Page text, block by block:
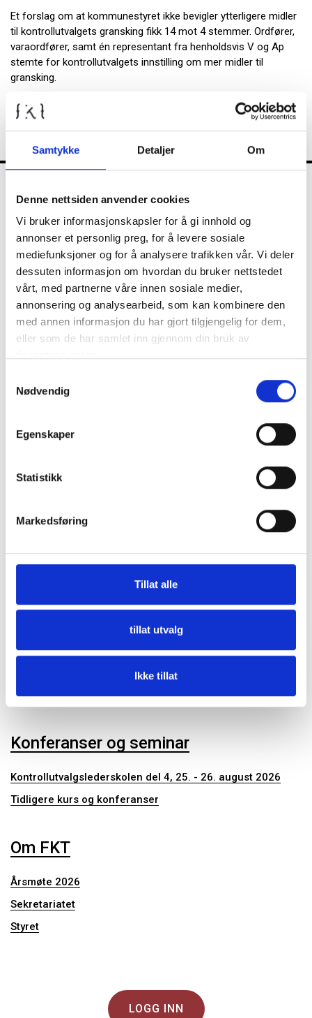
Samtykke Detaljer Om
Denne nettsiden anvender cookies
Vi bruker informasjonskapsler for å gi innhold og
annonser et personlig preg, for å levere sosiale
mediefunksjoner og for å analysere trafikken vår. Vi deler
dessuten informasjon om hvordan du bruker nettstedet
vårt, med partnerne våre innen sosiale medier,
annonsering og analysearbeid, som kan kombinere den
med annen informasjon du har gjort tilgjengelig for dem,
eller som de har samlet inn gjennom din bruk av
Nødvendig
Egenskaper
Statistikk
Markedsføring
Tillat alle
tillat utvalg
Ikke tillat
Et forslag om at kommunestyret ikke bevigler ytterligere midler
til kontrollutvalgets gransking fikk 14 mot 4 stemmer. Ordfører,
varaordfører, samt én representant fra henholdsvis V og Ap
stemte for kontrollutvalgets innstilling om mer midler til
gransking.
Les hele saken i
FKT
Kontrollutvalget
Nyheter
Diverse
Veiledere
Fagtema
Kontrollutvalg
Kontrollutvalgssekretariat
Konferanser og seminar
Kontrollutvalgslederskolen del 4, 25. - 26. august 2026
Tidligere kurs og konferanser
Om FKT
Årsmøte 2026
Sekretariatet
Styret
LOGG INN